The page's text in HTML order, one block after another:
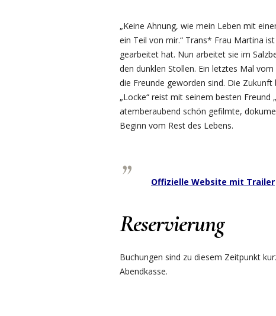
„Keine Ahnung, wie mein Leben mit
ein Teil von mir.“ Trans* Frau Martina
gearbeitet hat. Nun arbeitet sie im
den dunklen Stollen. Ein letztes Mal
die Freunde geworden sind. Die
„Locke“ reist mit seinem besten Freund
atemberaubend schön gefilmte,
Beginn vom Rest des Lebens.
Offizielle Website mit Trailer
Reservierung
Buchungen sind zu diesem Zeitpunkt
Abendkasse.